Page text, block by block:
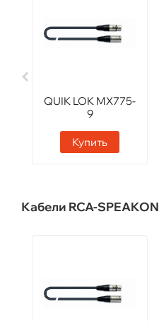
QUIK LOK MX775-
9
Купить
Кабели RCA-SPEAKON